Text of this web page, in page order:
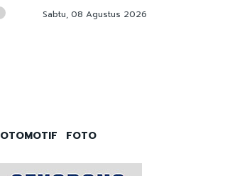
Polda Metro-Kodam Jaya Satukan Elemen
Sabtu, 08 Agustus 2026
OTOMOTIF FOTO